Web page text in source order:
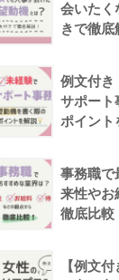
会いたく
きで徹底
例文付き
サポート
ポイント
事務職で
来性やお
徹底比較
【例文